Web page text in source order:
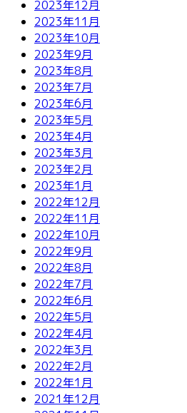
2023年12月
2023年11月
2023年10月
2023年9月
2023年8月
2023年7月
2023年6月
2023年5月
2023年4月
2023年3月
2023年2月
2023年1月
2022年12月
2022年11月
2022年10月
2022年9月
2022年8月
2022年7月
2022年6月
2022年5月
2022年4月
2022年3月
2022年2月
2022年1月
2021年12月